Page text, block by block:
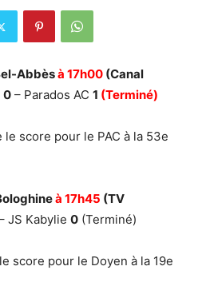
Abbèsà 17h00 (Canal
0 – Parados AC 1 (Terminé)
score pour le PAC à la 53e
à 17h45 (TV
JS Kabylie 0 (Terminé)
score pour le Doyen à la 19e